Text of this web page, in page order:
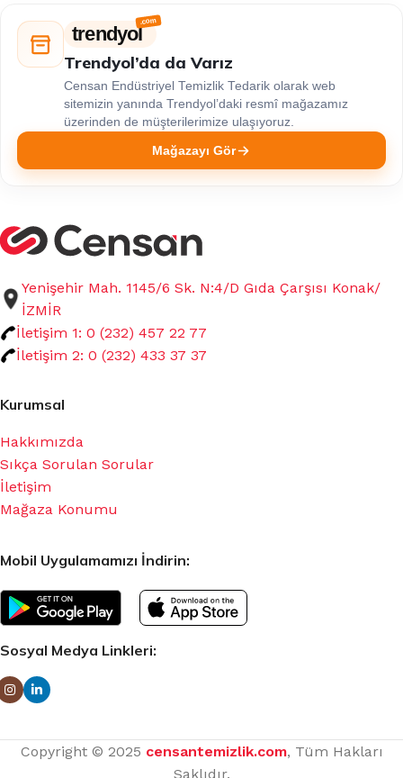
trendyol
Trendyol’da da Varız
Censan Endüstriyel Temizlik Tedarik olarak web
sitemizin yanında Trendyol’daki resmî mağazamız
üzerinden de müşterilerimize ulaşıyoruz.
Mağazayı Gör
Yenişehir Mah. 1145/6 Sk. N:4/D Gıda Çarşısı Konak/
İZMİR
İletişim 1: 0 (232) 457 22 77
İletişim 2: 0 (232) 433 37 37
Kurumsal
Hakkımızda
Sıkça Sorulan Sorular
İletişim
Mağaza Konumu
Mobil Uygulamamızı İndirin:
Sosyal Medya Linkleri:
Copyright © 2025 censantemizlik.com, Tüm Hakları
Saklıdır.